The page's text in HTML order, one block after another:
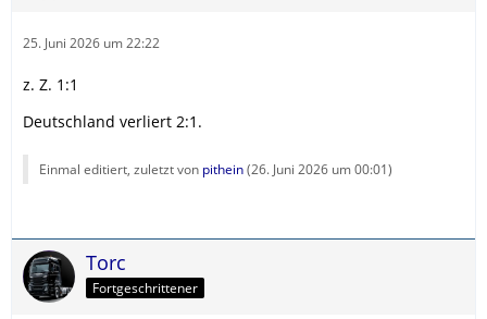
25. Juni 2026 um 22:22
z. Z. 1:1
Deutschland verliert 2:1.
Einmal editiert, zuletzt von pithein(26. Juni 2026 um 00:01)
Torc
Fortgeschrittener